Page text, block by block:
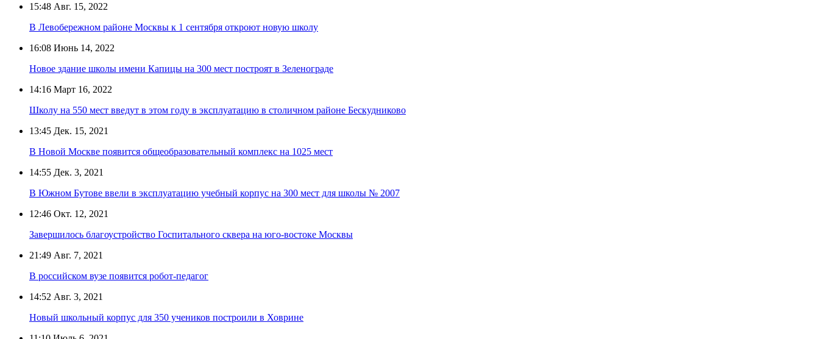
15:48 Авг. 15, 2022
В Левобережном районе Москвы к 1 сентября откроют новую школу
16:08 Июнь 14, 2022
Новое здание школы имени Капицы на 300 мест построят в Зеленограде
14:16 Март 16, 2022
Школу на 550 мест введут в этом году в эксплуатацию в столичном районе Бескудниково
13:45 Дек. 15, 2021
В Новой Москве появится общеобразовательный комплекс на 1025 мест
14:55 Дек. 3, 2021
В Южном Бутове ввели в эксплуатацию учебный корпус на 300 мест для школы № 2007
12:46 Окт. 12, 2021
Завершилось благоустройство Госпитального сквера на юго-востоке Москвы
21:49 Авг. 7, 2021
В российском вузе появится робот-педагог
14:52 Авг. 3, 2021
Новый школьный корпус для 350 учеников построили в Ховрине